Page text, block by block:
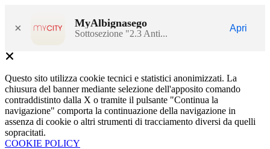
× MyAlbignasego
Sottosezione "2.3 Anti...
Apri
Questo sito utilizza cookie tecnici e statistici anonimizzati. La
chiusura del banner mediante selezione dell'apposito comando
contraddistinto dalla X o tramite il pulsante "Continua la
navigazione" comporta la continuazione della navigazione in
assenza di cookie o altri strumenti di tracciamento diversi da quelli
sopracitati.
COOKIE POLICY